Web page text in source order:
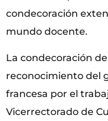
condecoración
mundo docente.
La condecoración
reconocimiento del
francesa por el
Vicerrectorado de